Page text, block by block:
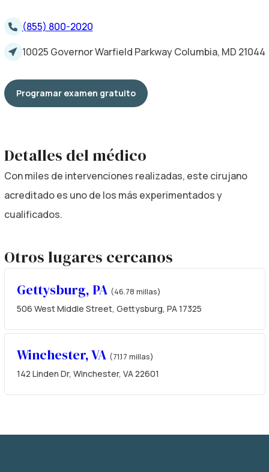
(855) 800-2020
10025 Governor Warfield Parkway Columbia, MD 21044
Programar examen gratuito
Detalles del médico
Con miles de intervenciones realizadas, este cirujano
acreditado es uno de los más experimentados y
cualificados.
Otros lugares cercanos
Gettysburg, PA (46.78 millas)
506 West Middle Street, Gettysburg, PA 17325
Winchester, VA (71.17 millas)
142 Linden Dr, Winchester, VA 22601